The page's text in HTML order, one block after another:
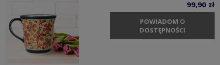
99,90 zł
POWIADOM O
DOSTĘPNOŚCI